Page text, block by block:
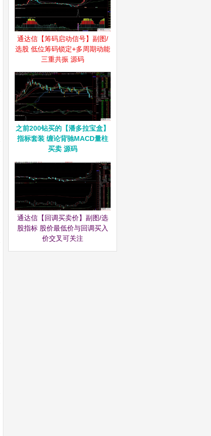
通达信【筹码启动信号】副图/
选股 低位筹码锁定+多周期动能
三重共振 源码
之前200钻买的【潘多拉宝盒】
指标套装 缠论背驰MACD量柱
买卖 源码
通达信【回调买卖价】副图/选
股指标 股价最低价与回调买入
价交叉可关注